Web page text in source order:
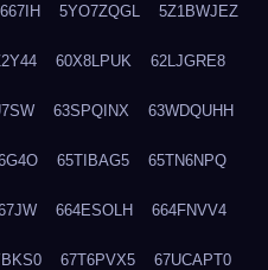
5YO7ZQGL 5Z1BWJEZ
60X8LPUK 62LJGRE8
63SPQINX 63WDQUHH
65TIBAG5 65TN6NPQ
664ESOLH 664FNVV4
67T6PVX5 67UCAPT0